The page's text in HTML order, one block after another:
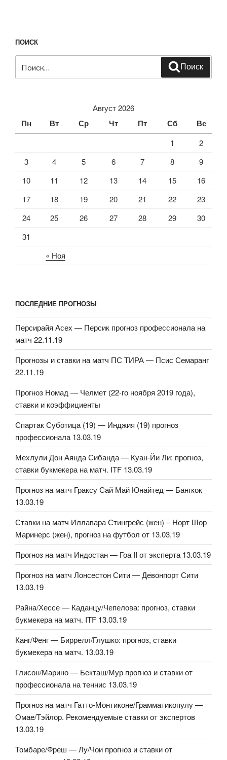
ПОИСК
Поиск
Август 2026
Пн Вт Ср Чт Пт Сб Вс
« Ноя
1
2
3
4 5 6 7 8
9
10
11 12 13 14 15
16
17
18 19 20 21 22
23
24
25 26 27 28 29
30
31
ПОСЛЕДНИЕ ПРОГНОЗЫ
Персирайя Асех — Персик прогноз профессионала на
матч 22.11.19
Прогнозы и ставки на матч ПС ТИРА — Псис Семаранг
22.11.19
Прогноз Номад — Челмет (22-го ноября 2019 года),
ставки и коэффициенты
Спартак Суботица (19) — Инджия (19) прогноз
профессионала 13.03.19
Мехлули Дон Аянда Сибанда — Куан-Йи Ли: прогноз,
ставки букмекера на матч. ITF 13.03.19
Прогноз на матч Граксу Сай Май Юнайтед — Бангкок
13.03.19
Ставки на матч Иллавара Стингрейс (жен) – Норт Шор
Маринерс (жен), прогноз на футбол от 13.03.19
Прогноз на матч Индостан — Гоа II от эксперта 13.03.19
Прогноз на матч Лонсестон Сити — Девонпорт Сити
13.03.19
Райна/Хессе — Каданцу/Чепелова: прогноз, ставки
букмекера на матч. ITF 13.03.19
Канг/Фенг — Биррелл/Глушко: прогноз, ставки
букмекера на матч. 13.03.19
Глисон/Марино — Бекташ/Мур прогноз и ставки от
профессионала на теннис 13.03.19
Прогноз на матч Гатто-Монтиконе/Грамматикопулу —
Омае/Тэйлор. Рекомендуемые ставки от экспертов
13.03.19
Томбаре/Фреш — Лу/Чои прогноз и ставки от